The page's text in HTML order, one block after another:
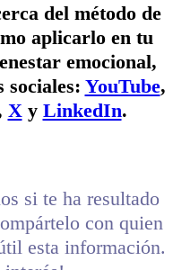
del método de
aplicarlo en tu
emocional,
sociales: YouTube,
X y LinkedIn.
si te ha resultado
con quien
esta información.